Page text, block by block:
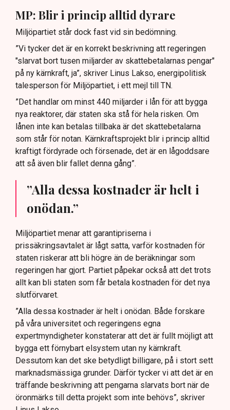
MP: Blir i princip alltid dyrare
Miljöpartiet står dock fast vid sin bedömning.
”Vi tycker det är en korrekt beskrivning att regeringen
"slarvat bort tusen miljarder av skattebetalarnas pengar"
på ny kärnkraft, ja”, skriver Linus Lakso, energipolitisk
talesperson för Miljöpartiet, i ett mejl till TN.
”Det handlar om minst 440 miljarder i lån för att bygga
nya reaktorer, där staten ska stå för hela risken. Om
lånen inte kan betalas tillbaka är det skattebetalarna
som står för notan. Kärnkraftsprojekt blir i princip alltid
kraftigt fördyrade och försenade, det är en lågoddsare
att så även blir fallet denna gång”.
”Alla dessa kostnader är helt i
onödan.”
Miljöpartiet menar att garantipriserna i
prissäkringsavtalet är lågt satta, varför kostnaden för
staten riskerar att bli högre än de beräkningar som
regeringen har gjort. Partiet påpekar också att det trots
allt kan bli staten som får betala kostnaden för det nya
slutförvaret.
”Alla dessa kostnader är helt i onödan. Både forskare
på våra universitet och regeringens egna
expertmyndigheter konstaterar att det är fullt möjligt att
bygga ett förnybart elsystem utan ny kärnkraft.
Dessutom kan det ske betydligt billigare, på i stort sett
marknadsmässiga grunder. Därför tycker vi att det är en
träffande beskrivning att pengarna slarvats bort när de
öronmärks till detta projekt som inte behövs”, skriver